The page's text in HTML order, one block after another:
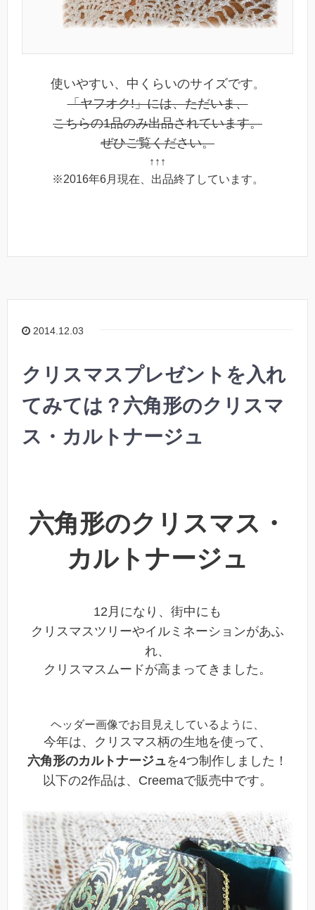
使いやすい、中くらいのサイズです。
「ヤフオク!」には、ただいま、
こちらの1品のみ出品されています。
ぜひご覧ください。
↑↑↑
※2016年6月現在、出品終了しています。
2014.12.03
クリスマスプレゼントを入れ
てみては？六角形のクリスマ
ス・カルトナージュ
六角形のクリスマス・
カルトナージュ
12月になり、街中にも
クリスマスツリーやイルミネーションがあふ
れ、
クリスマスムードが高まってきました 。
ヘッダー画像でお目見えしているように、
今年は、クリスマス柄の生地を使って、
六角形のカルトナージュを4つ制作しました！
以下の2作品は、Creemaで販売中です。